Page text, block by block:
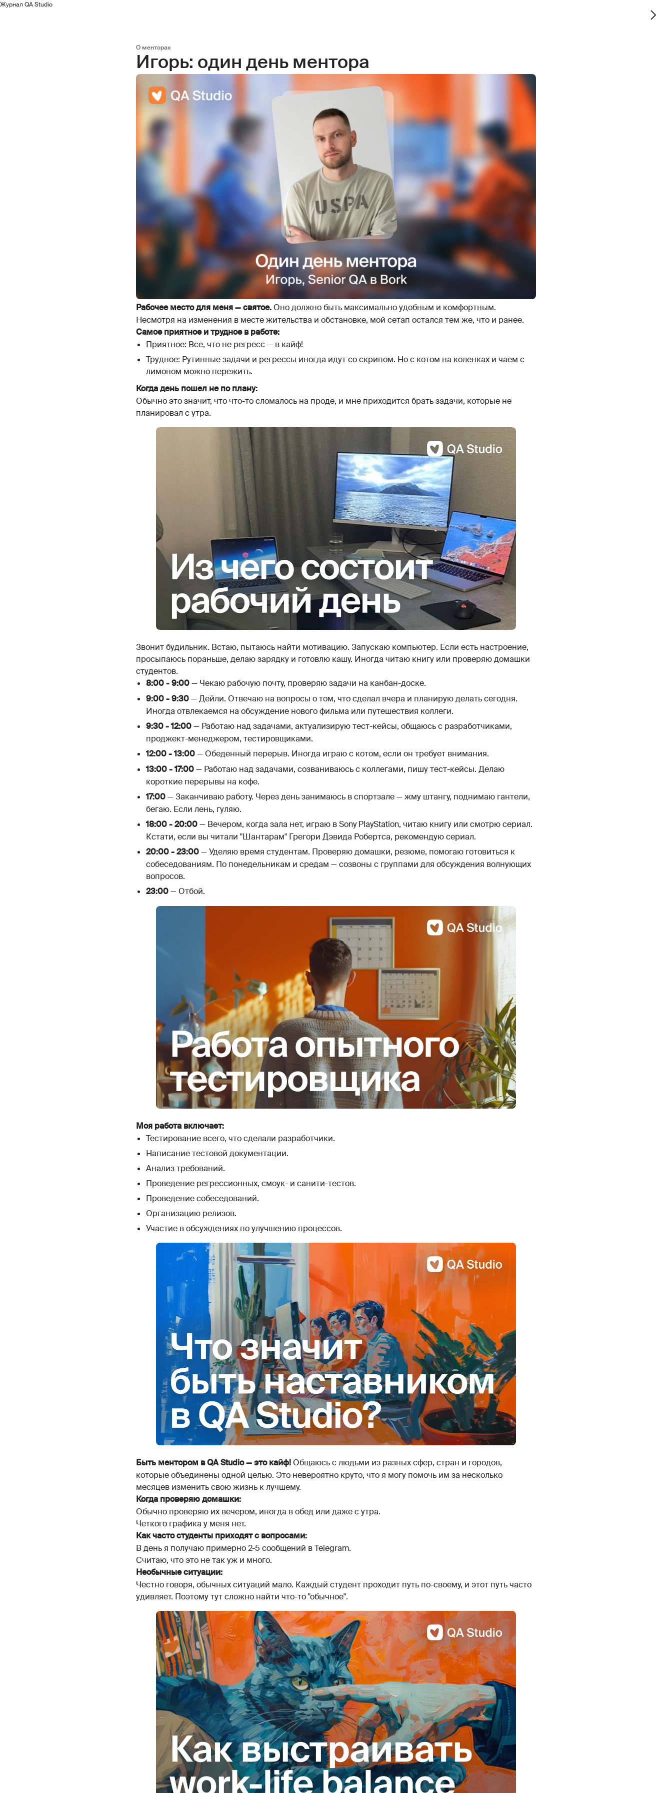
Журнал QA Studio
О менторах
Игорь: один день ментора
Рабочее место для меня — святое. Оно должно быть максимально удобным и комфортным.
Несмотря на изменения в месте жительства и обстановке, мой сетап остался тем же, что и ранее.
Самое приятное и трудное в работе:
Приятное: Все, что не регресс — в кайф!
Трудное: Рутинные задачи и регрессы иногда идут со скрипом. Но с котом на коленках и чаем с
лимоном можно пережить.
Когда день пошел не по плану:
Обычно это значит, что что-то сломалось на проде, и мне приходится брать задачи, которые не
планировал с утра.
Звонит будильник. Встаю, пытаюсь найти мотивацию. Запускаю компьютер. Если есть настроение,
просыпаюсь пораньше, делаю зарядку и готовлю кашу. Иногда читаю книгу или проверяю домашки
студентов.
8:00 - 9:00 — Чекаю рабочую почту, проверяю задачи на канбан-доске.
9:00 - 9:30 — Дейли. Отвечаю на вопросы о том, что сделал вчера и планирую делать сегодня.
Иногда отвлекаемся на обсуждение нового фильма или путешествия коллеги.
9:30 - 12:00 — Работаю над задачами, актуализирую тест-кейсы, общаюсь с разработчиками,
проджект-менеджером, тестировщиками.
12:00 - 13:00 — Обеденный перерыв. Иногда играю с котом, если он требует внимания.
13:00 - 17:00 — Работаю над задачами, созваниваюсь с коллегами, пишу тест-кейсы. Делаю
короткие перерывы на кофе.
17:00 — Заканчиваю работу. Через день занимаюсь в спортзале — жму штангу, поднимаю гантели,
бегаю. Если лень, гуляю.
18:00 - 20:00 — Вечером, когда зала нет, играю в Sony PlayStation, читаю книгу или смотрю сериал.
Кстати, если вы читали "Шантарам" Грегори Дэвида Робертса, рекомендую сериал.
20:00 - 23:00 — Уделяю время студентам. Проверяю домашки, резюме, помогаю готовиться к
собеседованиям. По понедельникам и средам — созвоны с группами для обсуждения волнующих
вопросов.
23:00 — Отбой.
Моя работа включает:
Тестирование всего, что сделали разработчики.
Написание тестовой документации.
Анализ требований.
Проведение регрессионных, смоук- и санити-тестов.
Проведение собеседований.
Организацию релизов.
Участие в обсуждениях по улучшению процессов.
Быть ментором в QA Studio — это кайф! Общаюсь с людьми из разных сфер, стран и городов,
которые объединены одной целью. Это невероятно круто, что я могу помочь им за несколько
месяцев изменить свою жизнь к лучшему.
Когда проверяю домашки:
Обычно проверяю их вечером, иногда в обед или даже с утра.
Четкого графика у меня нет.
Как часто студенты приходят с вопросами:
В день я получаю примерно 2-5 сообщений в Telegram.
Считаю, что это не так уж и много.
Необычные ситуации:
Честно говоря, обычных ситуаций мало. Каждый студент проходит путь по-своему, и этот путь часто
удивляет. Поэтому тут сложно найти что-то "обычное".